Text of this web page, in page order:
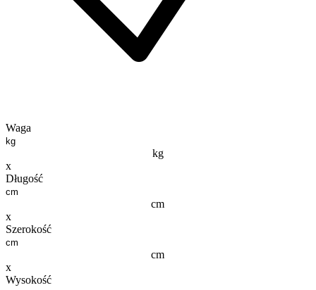
Waga
kg
x
Długość
cm
x
Szerokość
cm
x
Wysokość